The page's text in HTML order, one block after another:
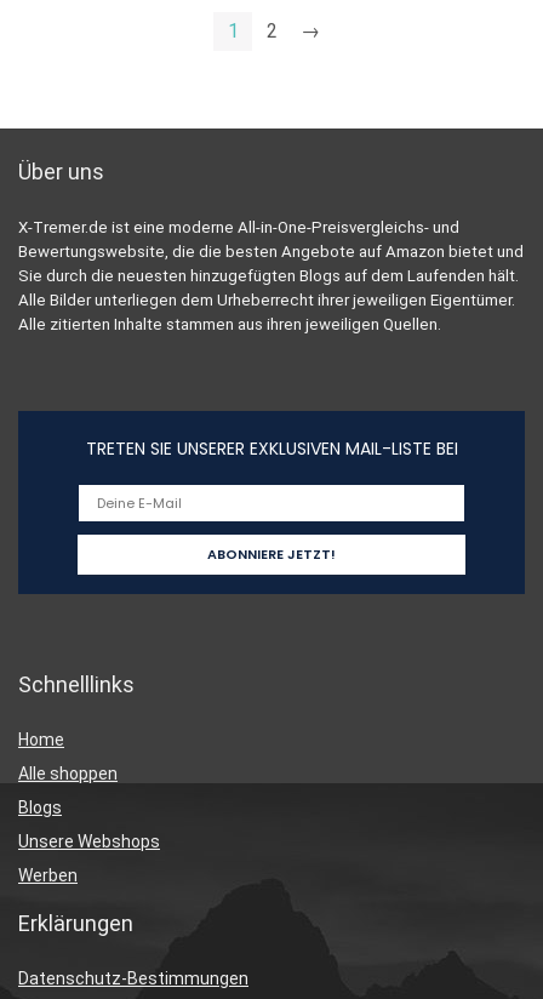
1 2 →
Über uns
X-Tremer.de ist eine moderne All-in-One-Preisvergleichs- und
Bewertungswebsite, die die besten Angebote auf Amazon bietet und
Sie durch die neuesten hinzugefügten Blogs auf dem Laufenden hält.
Alle Bilder unterliegen dem Urheberrecht ihrer jeweiligen Eigentümer.
Alle zitierten Inhalte stammen aus ihren jeweiligen Quellen.
TRETEN SIE UNSERER EXKLUSIVEN MAIL-LISTE BEI
Schnelllinks
Home
Alle shoppen
Blogs
Unsere Webshops
Werben
Erklärungen
Datenschutz-Bestimmungen